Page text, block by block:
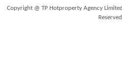
Copyright @ TP Hotproperty Agency